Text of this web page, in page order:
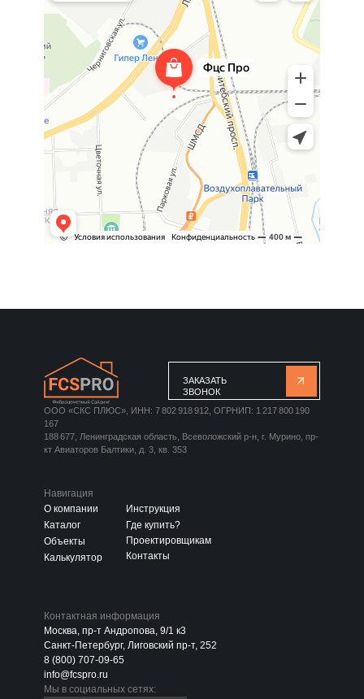
Навигация
О компании
Каталог
Объекты
Калькулятор
Инструкция
Где купить?
Проектировщикам
Контакты
Контактная информация
Москва, пр-т Андропова, 9/1 к3
Санкт-Петербург, Лиговский пр-т, 252
8 (800) 707-09-65
info@fcspro.ru
Мы в социальных сетях:
ЗАКАЗАТЬ
ЗВОНОК
ООО «СКС ПЛЮС», ИНН: 7 802 918 912, ОГРНИП: 1 217 800 190
167
188 677, Ленинградская область, Всеволожский р-н, г. Мурино, пр-
кт Авиаторов Балтики, д. 3, кв. 353